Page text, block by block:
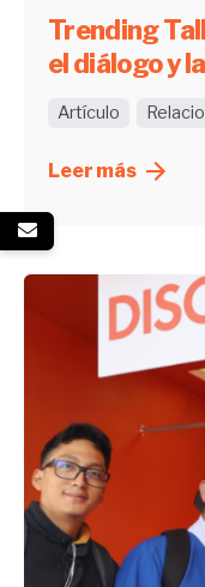
Trending
el diálogo y
Artículo
Leer más